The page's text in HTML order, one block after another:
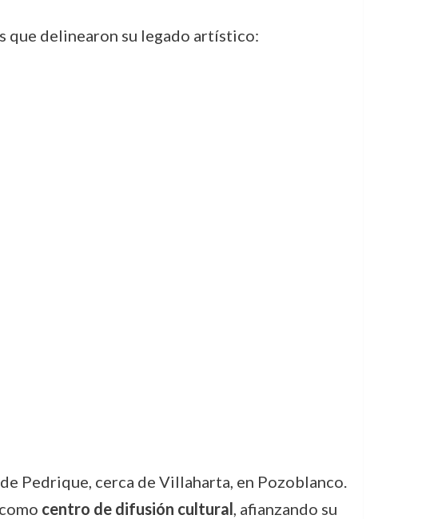
que delinearon su legado artístico:
Pedrique, cerca de Villaharta, en Pozoblanco.
centro de difusión cultural, afianzando su